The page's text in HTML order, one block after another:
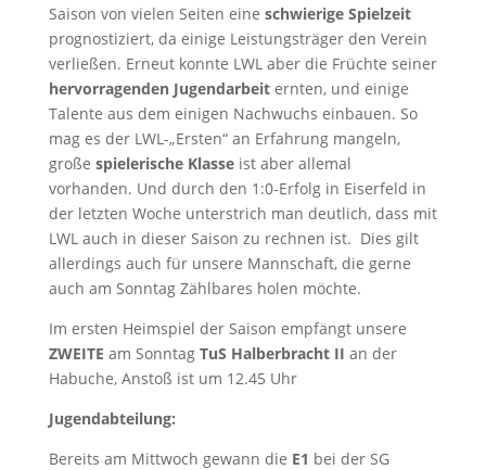
Saison von vielen Seiten eine schwierige Spielzeit
prognostiziert, da einige Leistungsträger den Verein
verließen. Erneut konnte LWL aber die Früchte seiner
hervorragenden Jugendarbeiternten, und einige
Talente aus dem einigen Nachwuchs einbauen. So
mag es der LWL-„Ersten“ an Erfahrung mangeln,
große spielerische Klasseist aber allemal
vorhanden. Und durch den 1:0-Erfolg in Eiserfeld in
der letzten Woche unterstrich man deutlich, dass mit
LWL auch in dieser Saison zu rechnen ist. Dies gilt
allerdings auch für unsere Mannschaft, die gerne
auch am Sonntag Zählbares holen möchte.
Im ersten Heimspiel der Saison empfängt unsere
ZWEITE am Sonntag TuS Halberbracht II an der
Habuche, Anstoß ist um 12.45 Uhr
Jugendabteilung:
Bereits am Mittwoch gewann die E1 bei der SG